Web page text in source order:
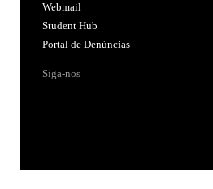
Webmail
Student Hub
Portal de Denúncias
Siga-nos